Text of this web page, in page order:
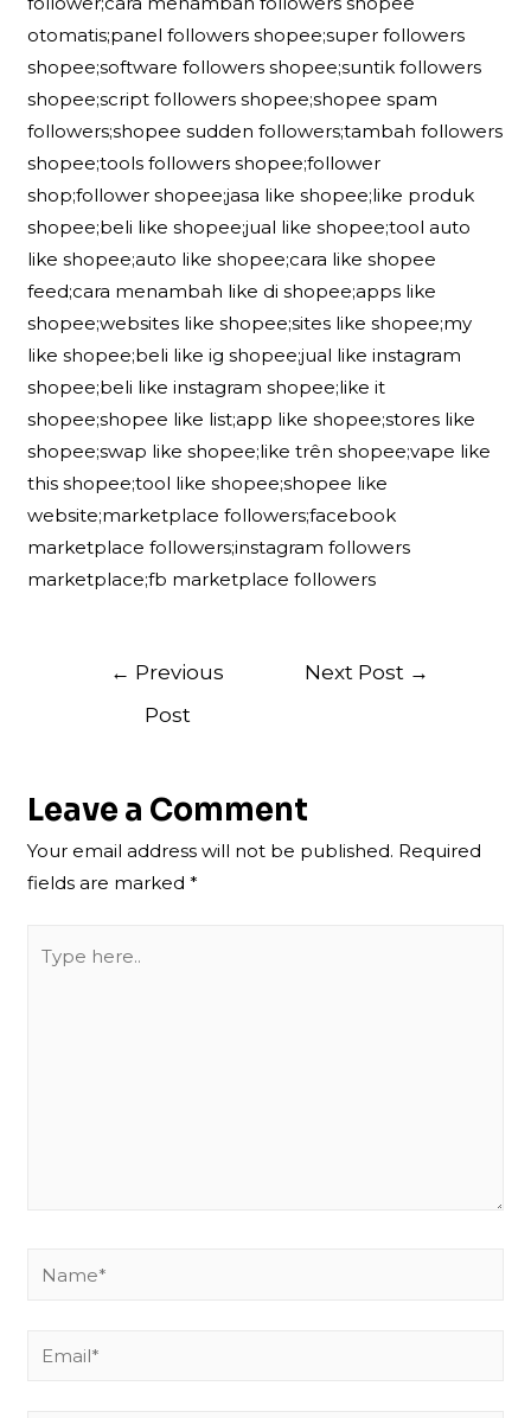
otomatis;panel followers shopee;super followers
shopee;software followers shopee;suntik followers
shopee;script followers shopee;shopee spam
followers;shopee sudden followers;tambah followers
shopee;tools followers shopee;follower
shop;follower shopee;jasa like shopee;like produk
shopee;beli like shopee;jual like shopee;tool auto
like shopee;auto like shopee;cara like shopee
feed;cara menambah like di shopee;apps like
shopee;websites like shopee;sites like shopee;my
like shopee;beli like ig shopee;jual like instagram
shopee;beli like instagram shopee;like it
shopee;shopee like list;app like shopee;stores like
shopee;swap like shopee;like trên shopee;vape like
this shopee;tool like shopee;shopee like
website;marketplace followers;facebook
marketplace followers;instagram followers
marketplace;fb marketplace followers
Post
navigation
← Previous
Post
Next Post →
Leave a Comment
Your email address will not be published. Required
fields are marked*
here..
Name*
Email*